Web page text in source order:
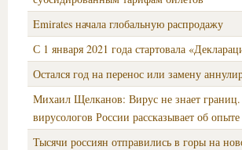
Emirates начала глобальную распродажу
С 1 января 2021 года стартовала
Остался год на перенос или замену
Михаил Щелканов: Вирус не знает
вирусологов России рассказывает об
Тысячи россиян отправились в горы на